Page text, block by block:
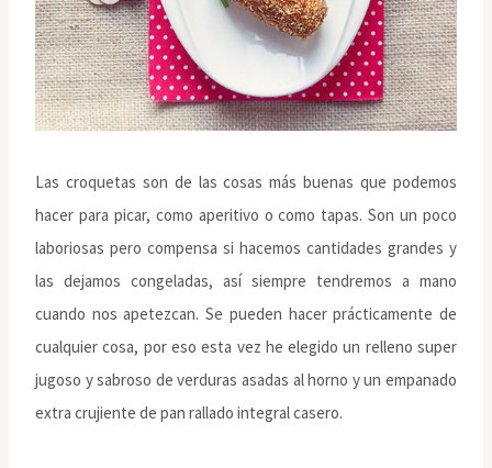
Las croquetas son de las cosas más buenas que podemos
hacer para picar, como aperitivo o como tapas. Son un poco
laboriosas pero compensa si hacemos cantidades grandes y
las dejamos congeladas, así siempre tendremos a mano
cuando nos apetezcan. Se pueden hacer prácticamente de
cualquier cosa, por eso esta vez he elegido un relleno super
jugoso y sabroso de verduras asadas al horno y un empanado
extra crujiente de pan rallado integral casero.